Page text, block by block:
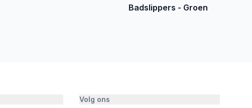
Badslippers - Groen
Volg ons